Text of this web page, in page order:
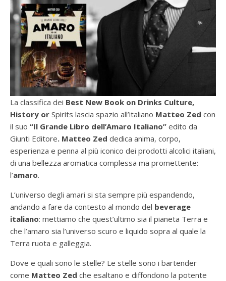
La classifica dei Best New Book on Drinks Culture,
History or Spirits lascia spazio all’italiano Matteo Zed con
il suo “Il Grande Libro dell’Amaro Italiano” edito da
Giunti Editore. Matteo Zed dedica anima, corpo,
esperienza e penna al più iconico dei prodotti alcolici italiani,
di una bellezza aromatica complessa ma promettente:
l’amaro.
L’universo degli amari si sta sempre più espandendo,
andando a fare da contesto al mondo del beverage
italiano: mettiamo che quest’ultimo sia il pianeta Terra e
che l’amaro sia l’universo scuro e liquido sopra al quale la
Terra ruota e galleggia.
Dove e quali sono le stelle? Le stelle sono i bartender
come Matteo Zed che esaltano e diffondono la potente